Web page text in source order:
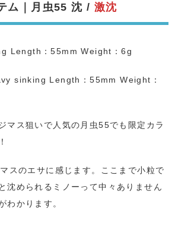
ム｜月虫55 沈 / 激沈
Length：55mm Weight：6g
sinking Length：55mm Weight：
マス狙いで人気の月虫55でも限定カラ
スのエサに感じます。ここまで小粒で
沈められるミノーって中々ありません
わかります。